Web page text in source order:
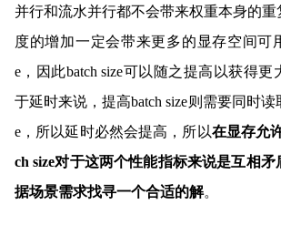
并行和流水并行都不会带来权重本身的
度的增加一定会带来更多的显存空间可
e，因此batch size可以随之提高以获得
于延时来说，提高batch size则需要同时读
e，所以延时必然会提高，所以在显存允
ch size对于这两个性能指标来说是互相
据场景需求找寻一个合适的解。